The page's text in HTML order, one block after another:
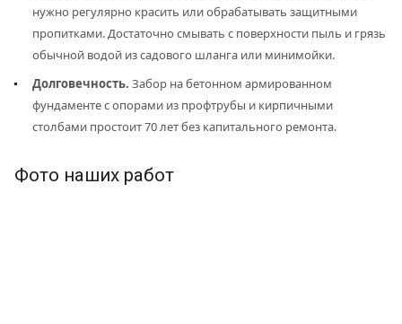
нужно регулярно красить или обрабатывать защитными
пропитками. Достаточно смывать с поверхности пыль и грязь
обычной водой из садового шланга или минимойки.
Долговечность. Забор на бетонном армированном
фундаменте с опорами из профтрубы и кирпичными
столбами простоит 70 лет без капитального ремонта.
Фото наших работ